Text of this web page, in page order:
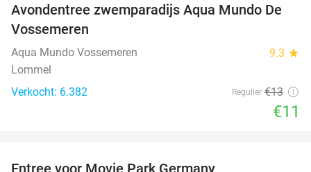
15%
Avondentree zwemparadijs Aqua Mundo De
Vossemeren
Aqua Mundo Vossemeren 9.3 star
Lommel
Verkocht: 6.382
Regulier €13
€11
Entree voor Movie Park Germany